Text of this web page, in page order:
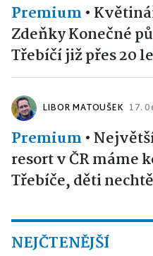
Premium •
Zdeňky Konečné
Třebíčí již přes 20
LIBOR MATOUŠEK 17.
Premium •
resort v ČR máme
Třebíče, děti
NEJČTENĚJŠÍ